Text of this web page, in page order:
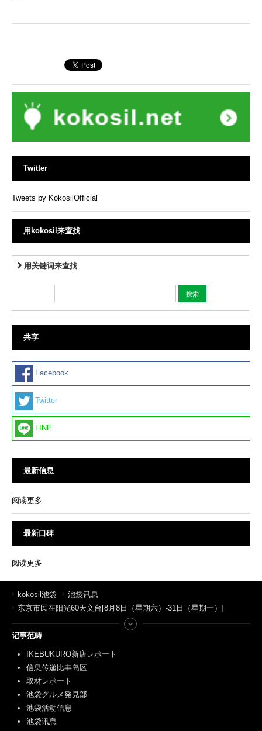
Twitter
Tweets by KokosilOfficial
用kokosil来查找
用关键词来查找
共享
Facebook
Twitter
LINE
最新信息
阅读更多
最新口碑
阅读更多
kokosil池袋
池袋讯息
东京市民在阳光60天文台[8月8日（星期六）-31日（星期一）]
记事范畴
IKEBUKURO新店レポート
信息传递比丰岛区
取材レポート
池袋グルメ発見部
池袋活动信息
池袋讯息